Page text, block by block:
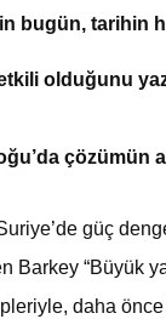
bugün, tarihin
olduğunu
çözümün
güç
Barkey “Büyük
daha önce